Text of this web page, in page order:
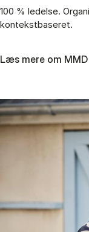
100 % ledelse.
kontekstbaseret.
Læs mere om MMD